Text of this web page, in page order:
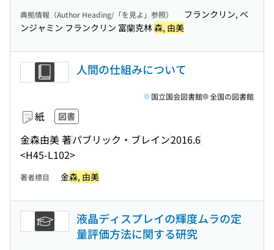
典拠情報（Author Heading/「を見よ」参照）
フランクリン, ベ
ンジャミン フランクリン 富蘭克林森, 由美
人間の仕組みについて
紙 図書
金森由美 著パブリック・ブレイン2016.6
<H45-L102>
国立国会図書館 全国の図書館
著者標目 金森, 由美
液晶ディスプレイの輝度ムラの定
量評価方法に関する研究